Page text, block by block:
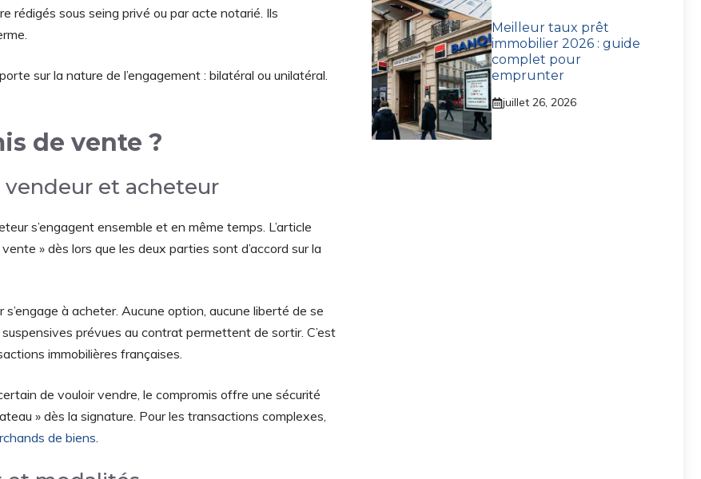
rédigés sous seing privé ou par acte notarié. Ils
sur la nature de l’engagement : bilatéral ou unilatéral.
de vente ?
et acheteur
s’engagent ensemble et en même temps. L’article
» dès lors que les deux parties sont d’accord sur la
à acheter. Aucune option, aucune liberté de se
prévues au contrat permettent de sortir. C’est
immobilières françaises.
de vouloir vendre, le compromis offre une sécurité
» dès la signature. Pour les transactions complexes,
de biens.
Meilleur taux prêt
immobilier 2026 : guide
complet pour
emprunter
juillet 26, 2026